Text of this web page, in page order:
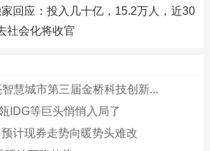
回应：投入几十亿，15.2万人，近30
社会化将收官
慧城市第三届金桥科技创新...
IDG等巨头悄悄入局了
计现券走势向暖势头难改